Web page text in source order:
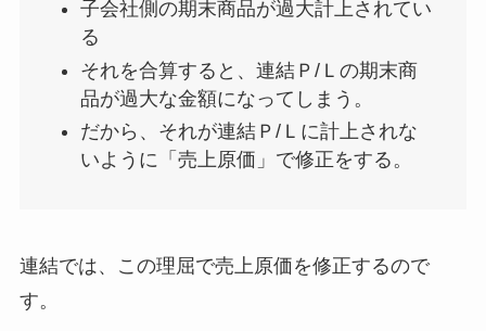
子会社側の期末商品が過大計上されてい
る
それを合算すると 、連結Ｐ/Ｌの期末商
品が過大な金額になってしまう。
だから、それが連結Ｐ/Ｌに計上されな
いように「売上原価」で修正をする。
連結では、この理屈で売上原価を修正するので
す。